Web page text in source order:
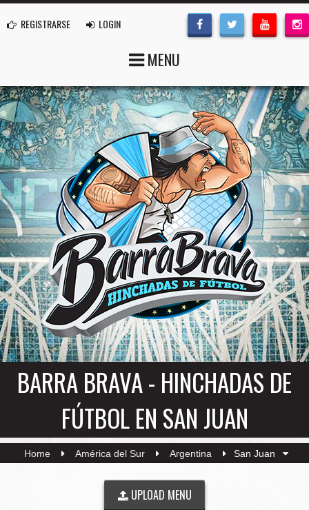
REGISTRARSE LOGIN
MENU
BARRA BRAVA - HINCHADAS DE
FÚTBOL EN SAN JUAN
Home América del Sur Argentina San Juan
UPLOAD MENU